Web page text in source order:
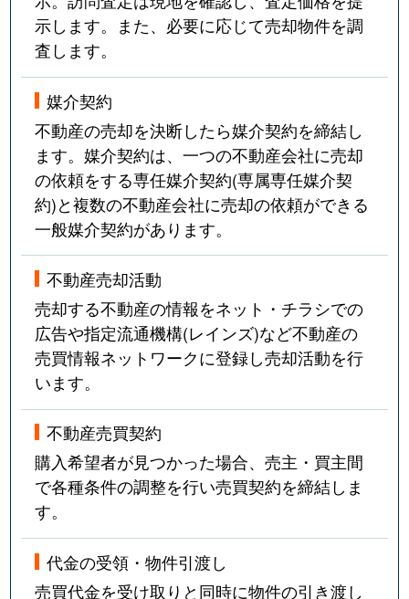
示します。また、必要に応じて売却物件を調
査します。
媒介契約
不動産の売却を決断したら媒介契約を締結し
ます。媒介契約は、一つの不動産会社に売却
の依頼をする専任媒介契約(専属専任媒介契
約)と複数の不動産会社に売却の依頼ができる
一般媒介契約があります。
不動産売却活動
売却する不動産の情報をネット・チラシでの
広告や指定流通機構(レインズ)など不動産の
売買情報ネットワークに登録し売却活動を行
います。
不動産売買契約
購入希望者が見つかった場合、売主・買主間
で各種条件の調整を行い売買契約を締結しま
す。
代金の受領・物件引渡し
売買代金を受け取りと同時に物件の引き渡し